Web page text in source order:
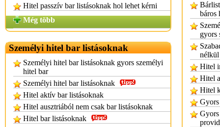
Hitel passzív bar listásoknak hol lehet kérni
Még több
Személyi hitel bar listásoknak
Személyi hitel bar listásoknak gyors személyi
hitel bar
Személyi hitel bar listásoknak
Hitel aktív bar listásoknak
Hitel ausztriából nem csak bar listásoknak
Hitel bar listásoknak
báros
gyors
nélkül
Hitel
Hitel
Hitel